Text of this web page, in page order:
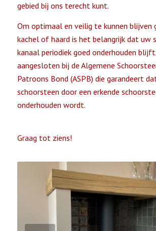
gebied bij ons terecht kunt.
Om optimaal en veilig te kunnen blijven
kachel of haard is het belangrijk dat uw
kanaal periodiek goed onderhouden
aangesloten bij de Algemene
Patroons Bond (ASPB) die garandeert
schoorsteen door een erkende
onderhouden wordt.
Graag tot ziens!